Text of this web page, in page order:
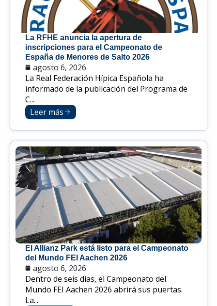
La RFHE anuncia la apertura de
inscripciones para el Campeonato de
España de Menores de Salto 2026
agosto 6, 2026
La Real Federación Hípica Española ha
informado de la publicación del Programa de
C...
Leer más
El Allianz Park está listo para el Campeonato
del Mundo FEI Aachen 2026
agosto 6, 2026
Dentro de seis días, el Campeonato del
Mundo FEI Aachen 2026 abrirá sus puertas.
La...